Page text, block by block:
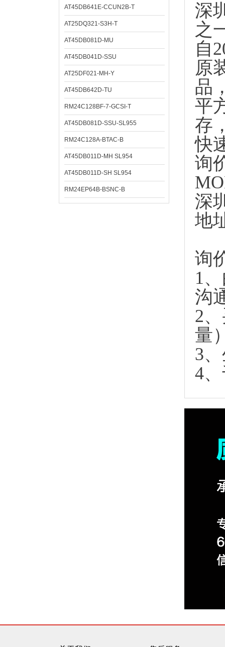
AT45DB641E-CCUN2B-T
AT25DQ321-S3H-T
AT45DB081D-MU
AT45DB041D-SSU
AT25DF021-MH-Y
AT45DB642D-TU
RM24C128BF-7-GCSI-T
AT45DB081D-SSU-SL955
RM24C128A-BTAC-B
AT45DB011D-MH SL954
AT45DB011D-SH SL954
RM24EP64B-BSNC-B
深
之
自
原
品
平
存
快
询
深
地
询
1
沟
2
量
3
4